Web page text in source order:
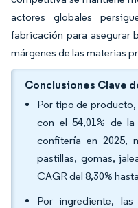
actores globales
fabricación para asegurar
márgenes de las materias
Conclusiones Clave
Por tipo de
con el 54,01% de
confitería en 2025,
pastillas, gomas,
CAGR del 8,30%
Por ingrediente,